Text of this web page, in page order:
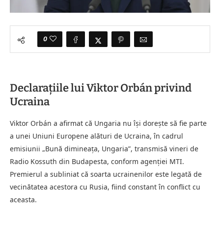
0
Declarațiile lui Viktor Orbán privind
Ucraina
Viktor Orbán a afirmat că Ungaria nu își dorește să fie parte
a unei Uniuni Europene alături de Ucraina, în cadrul
emisiunii „Bună dimineaţa, Ungaria”, transmisă vineri de
Radio Kossuth din Budapesta, conform agenției MTI.
Premierul a subliniat că soarta ucrainenilor este legată de
vecinătatea acestora cu Rusia, fiind constant în conflict cu
aceasta.